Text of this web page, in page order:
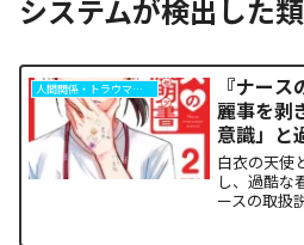
システムが検出した
人間関係・トラウマ解析
『ナー
麗事を剥
意識」と
白衣の天使
し、過酷な
ースの取扱